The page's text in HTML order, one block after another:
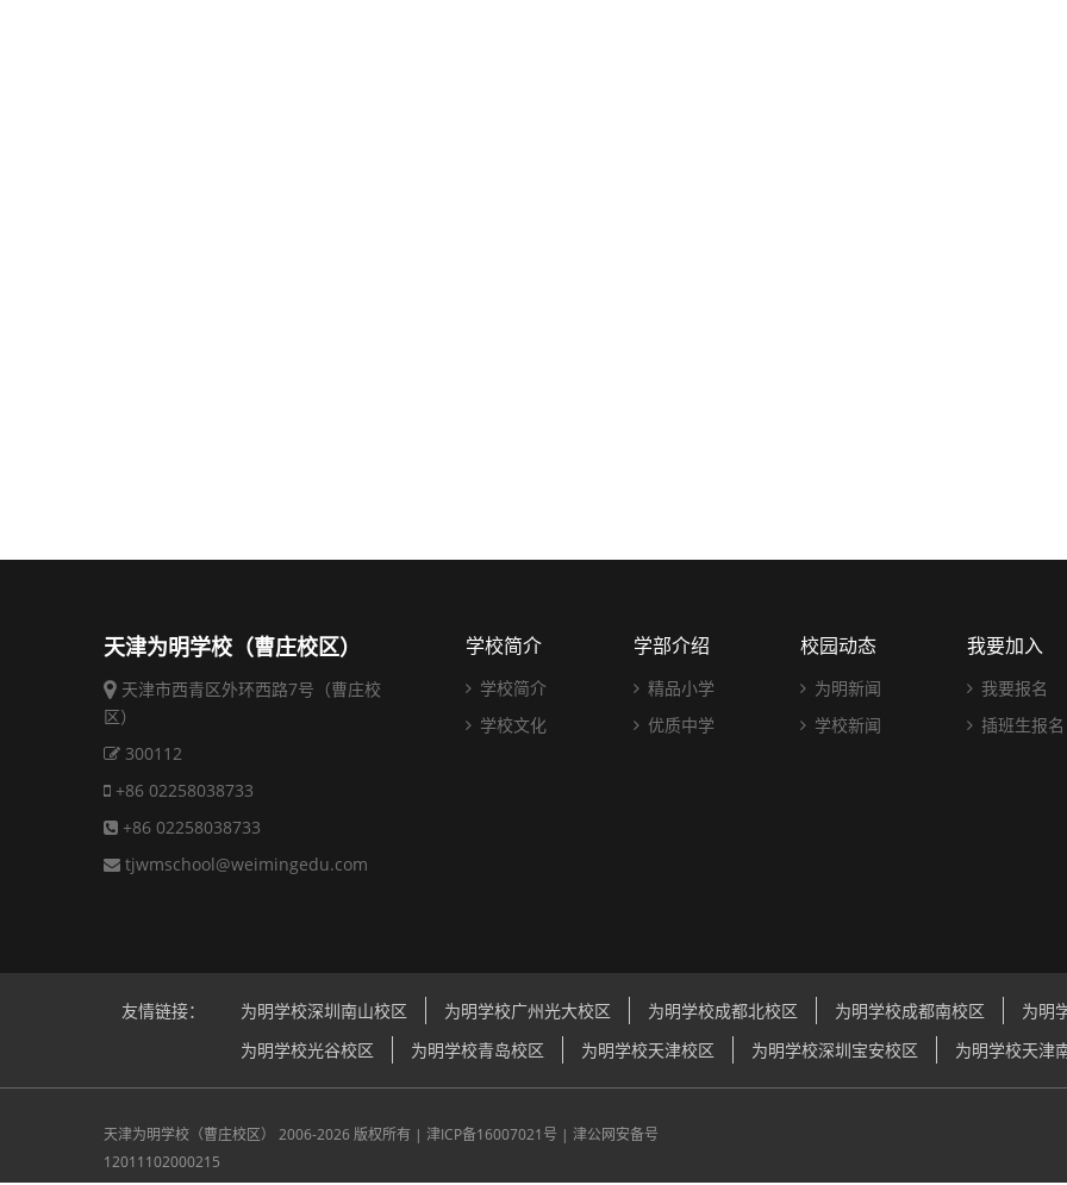
天津为明学校（曹庄校区）
天津市西青区外环西路7号（曹庄校
区）
300112
+86 02258038733
+86 02258038733
tjwmschool@weimingedu.com
学校简介
学校简介
学校文化
学部介绍
精品小学
优质中学
校园动态
为明新闻
学校新闻
我要加入
我要报名
插班生报名
友情链接： 为明学校深圳南山校区 为明学校广州光大校区 为明学校成都北校区 为明学校成都南校区
为明
为明学校光谷校区
为明学校青岛校区 为明学校天津校区 为明学校深圳宝安校区 为明学校天津
天津为明学校（曹庄校区） 2006-2026 版权所有 | 津ICP备16007021号 | 津公网安备号
12011102000215